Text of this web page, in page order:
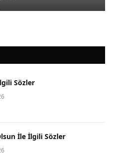
Sözler
İle İlgili Sözler